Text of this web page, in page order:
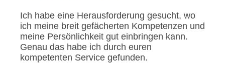
Ich habe eine Herausforderung gesucht, wo
ich meine breit gefächerten Kompetenzen und
meine Persönlichkeit gut einbringen kann.
Genau das habe ich durch euren
kompetenten Service gefunden.